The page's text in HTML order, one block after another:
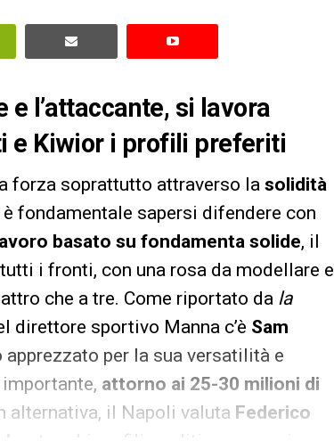
e l’attaccante, si lavora
e Kiwior i profili preferiti
forza soprattutto attraverso la solidità
fondamentale sapersi difendere con
basato su fondamenta solide, il
i fronti, con una rosa da modellare e
che a tre. Come riportato da la
sportivo Manna c’è Sam
per la sua versatilità e
attorno ai 25-30 milioni di
alternativa, il Napoli valuta Federico